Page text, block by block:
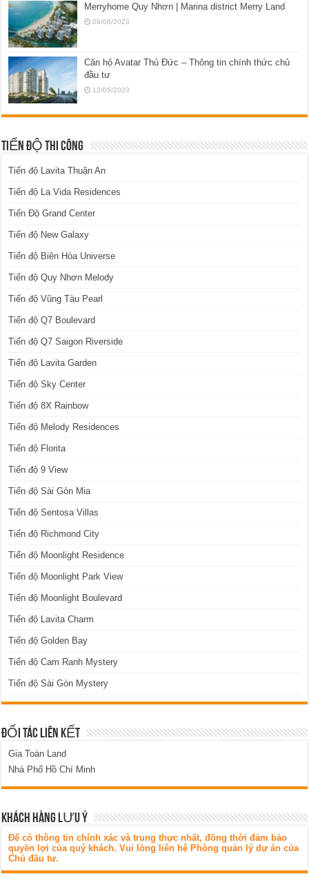
Merryhome Quy Nhơn | Marina district Merry Land
08/08/2023
Căn hộ Avatar Thủ Đức – Thông tin chính thức chủ
đầu tư
12/05/2023
TIẾN ĐỘ THI CÔNG
Tiến độ Lavita Thuận An
Tiến độ La Vida Residences
Tiến Độ Grand Center
Tiến độ New Galaxy
Tiến độ Biên Hòa Universe
Tiến độ Quy Nhơn Melody
Tiến độ Vũng Tàu Pearl
Tiến độ Q7 Boulevard
Tiến độ Q7 Saigon Riverside
Tiến độ Lavita Garden
Tiến độ Sky Center
Tiến độ 8X Rainbow
Tiến độ Melody Residences
Tiến độ Florita
Tiến độ 9 View
Tiến độ Sài Gòn Mia
Tiến độ Sentosa Villas
Tiến độ Richmond City
Tiến độ Moonlight Residence
Tiến độ Moonlight Park View
Tiến độ Moonlight Boulevard
Tiến độ Lavita Charm
Tiến độ Golden Bay
Tiến độ Cam Ranh Mystery
Tiến độ Sài Gòn Mystery
ĐỐI TÁC LIÊN KẾT
Gia Toàn Land
Nhà Phố Hồ Chí Minh
KHÁCH HÀNG LƯU Ý
Để có thông tin chính xác và trung thực nhất, đồng thời đảm bảo
quyền lợi của quý khách. Vui lòng liên hệ Phòng quản lý dự án của
Chủ đầu tư.